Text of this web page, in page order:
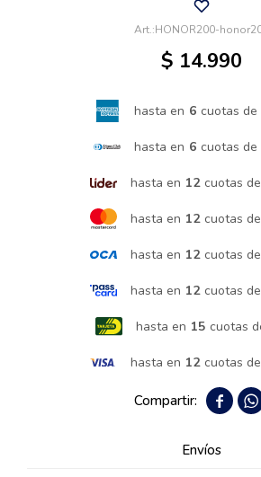
HONOR200-
$ 14.990
hasta en 6 cuotas de
hasta en 6 cuotas de
hasta en 12 cuotas de
hasta en 12 cuotas de
hasta en 12 cuotas de
hasta en 12 cuotas de
hasta en 15 cuotas
hasta en 12 cuotas de
 
Envíos
Muebles de exterior
Lavado y secado
Bicicletas y más